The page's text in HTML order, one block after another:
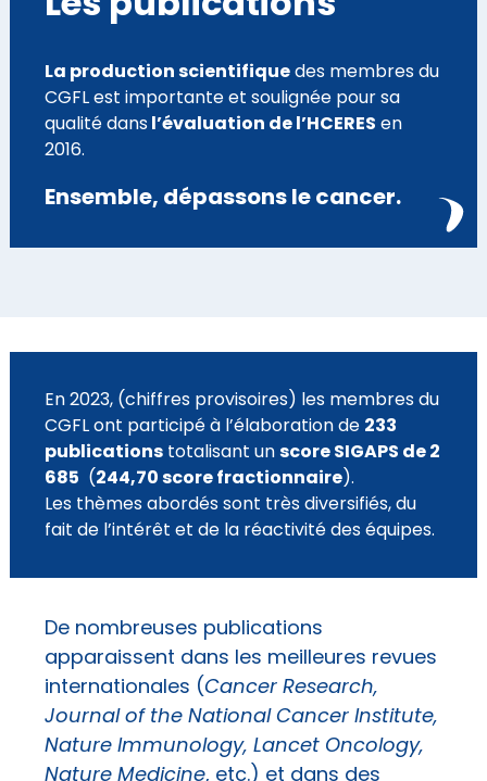
La production scientifiquedes membres du
CGFL est importante et soulignée pour sa
qualité dansl’évaluation de l’HCERES en
2016.
Ensemble, dépassons le cancer.
De nombreuses publications
apparaissent dans les meilleures revues
internationales (Cancer Research,
Journal of the National Cancer Institute,
Nature Immunology, Lancet Oncology,
Nature Medicine, etc.) et dans des
En 2023, (chiffres provisoires) les membres du
CGFL ont participé à l’élaboration de 233
publicationstotalisant unscore SIGAPS de 2
685 (244,70 score fractionnaire).
Les thèmes abordés sont très diversifiés, du
fait de l’intérêt et de la réactivité des équipes.